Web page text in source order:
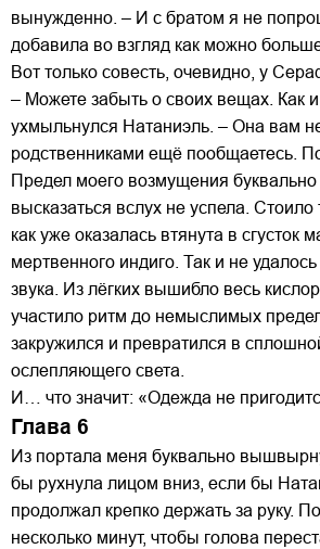
вынужденно. – И с братом я не
добавила во взгляд как можно
Вот только совесть, очевидно, у
– Можете забыть о своих вещах. Как
ухмыльнулся Натаниэль. – Она вам
родственниками ещё пообщаетесь.
Предел моего возмущения
высказаться вслух не успела. Стоило
как уже оказалась втянута в сгусток
мертвенного индиго. Так и не
звука. Из лёгких вышибло весь
участило ритм до немыслимых
закружился и превратился в
ослепляющего света.
И… что значит: «Одежда не
Глава 6
Из портала меня буквально
бы рухнула лицом вниз, если бы
продолжал крепко держать за руку.
несколько минут, чтобы голова